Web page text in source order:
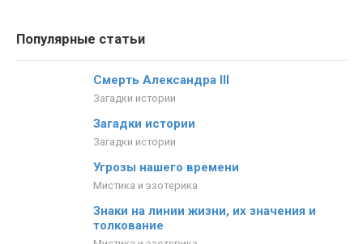
Популярные статьи
Смерть Александра III
Загадки истории
Загадки истории
Загадки истории
Угрозы нашего времени
Мистика и эзотерика
Знаки на линии жизни, их значения и
толкование